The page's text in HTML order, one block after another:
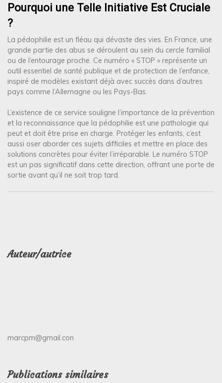
Pourquoi une Telle Initiative Est Cruciale
?
La pédophilie est un fléau qui dévaste des vies. En France, une
grande partie des abus se déroulent au sein du cercle familial
ou de l’entourage proche. Ce numéro « STOP » représente un
outil essentiel de santé publique et de protection de l’enfance,
inspiré de modèles existant déjà avec succès dans d’autres
pays comme l’Allemagne ou les Pays-Bas.
L’existence de ce service souligne l’importance de la prévention
et la reconnaissance que la pédophilie est une pathologie qui
peut et doit être prise en charge. Protéger les enfants, c’est
aussi oser aborder ces sujets difficiles et mettre en place des
solutions concrètes pour éviter l’irréparable. Le numéro STOP
est un pas significatif dans cette direction, offrant une porte de
sortie avant qu’il ne soit trop tard.
Auteur/autrice
marcpm@gmail.con
Publications similaires